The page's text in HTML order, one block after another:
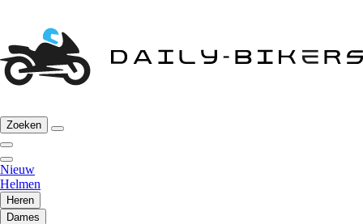
Zoeken
Nieuw
Helmen
Heren
Dames